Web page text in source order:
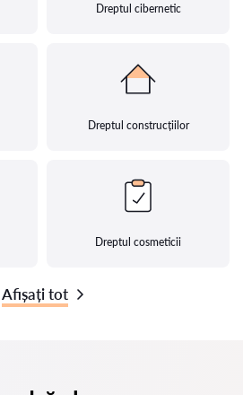
Dreptul cibernetic
Dreptul construcțiilor
Dreptul cosmeticii
Afișați tot